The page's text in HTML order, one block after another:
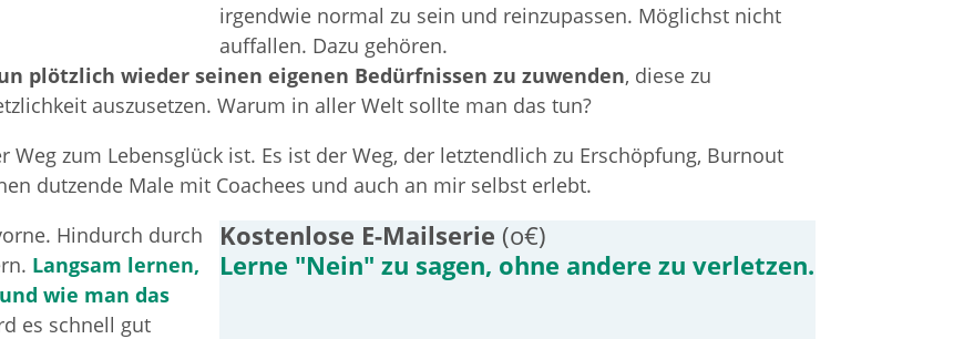
irgendwie normal zu sein und reinzupassen. Möglichst nicht
auffallen. Dazu gehören.
plötzlich wieder seinen eigenen Bedürfnissen zu zuwenden, diese zu
auszusetzen. Warum in aller Welt sollte man das tun?
Weg zum Lebensglück ist. Es ist der Weg, der letztendlich zu Erschöpfung, Burnout
dutzende Male mit Coachees und auch an mir selbst erlebt.
Hindurch durch
Langsam lernen,
wie man das
es schnell gut
Kostenlose E-Mailserie (o€)
Lerne "Nein" zu sagen, ohne andere zu verletzen.